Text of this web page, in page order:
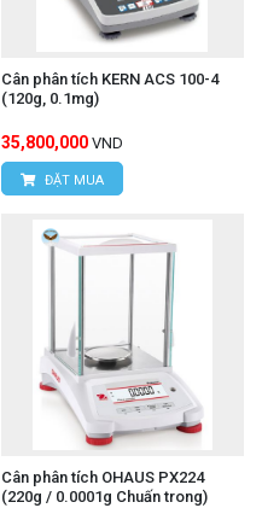
Cân phân tích KERN ACS 100-4
(120g, 0.1mg)
35,800,000 VND
ĐẶT MUA
Cân phân tích OHAUS PX224
(220g / 0.0001g Chuấn trong)